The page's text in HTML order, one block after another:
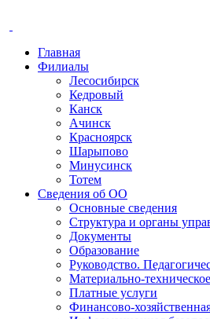
Главная
Филиалы
Лесосибирск
Кедровый
Канск
Ачинск
Красноярск
Шарыпово
Минусинск
Тотем
Сведения об ОО
Основные сведения
Структура и органы
Документы
Образование
Руководство.
Материально-
Платные услуги
Финансово-